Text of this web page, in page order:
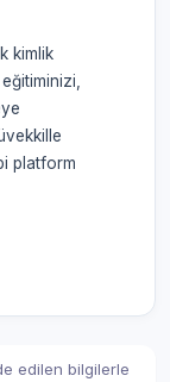
kimlik
platform
edilen bilgilerle